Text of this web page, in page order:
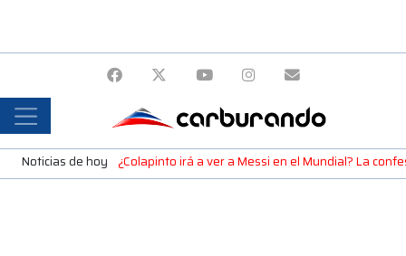
Noticias de hoy ¿Colapinto irá a ver a Messi en el Mundial? La